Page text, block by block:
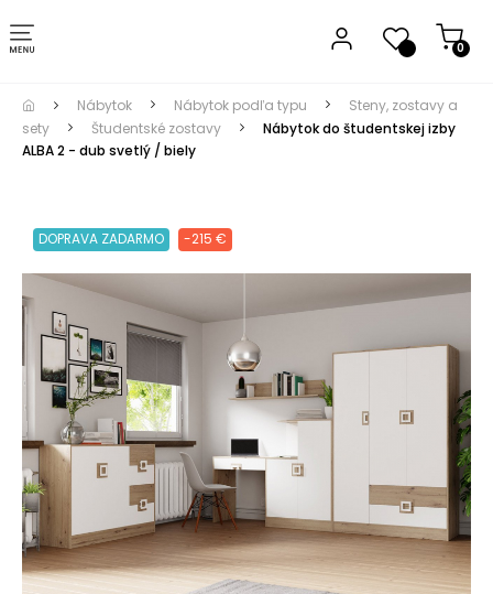
0
Toggle navigation
Nábytok Nábytok podľa typu
Steny, zostavy a
sety
Študentské zostavy
Nábytok do študentskej izby
ALBA 2 - dub svetlý / biely
DOPRAVA ZADARMO -215 €